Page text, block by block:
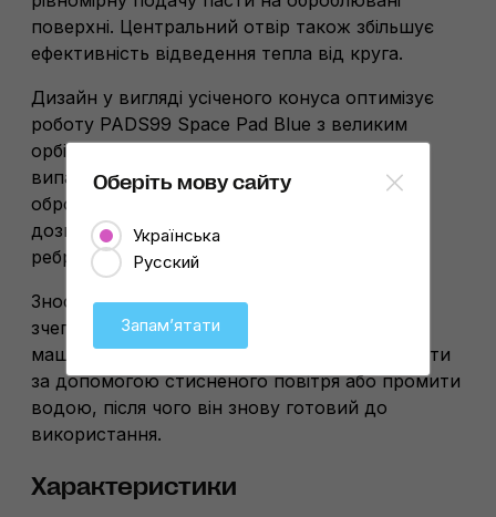
поверхні. Центральний отвір також збільшує
ефективність відведення тепла від круга.
Дизайн у вигляді усіченого конуса оптимізує
роботу PADS99 Space Pad Blue з великим
орбітальним ходом, застерігаючи від
випадкового контакту між підошвою та
оброблюваною поверхнею. Ця особливість
дозволяє безпечно працювати з краями та
ребрами деталей.
Зносостійка Velcro-липучка сприяє міцному
зчепленню круга з підошвою полірувальної
машини. Після роботи круг необхідно продути
за допомогою стисненого повітря або промити
водою, після чого він знову готовий до
використання.
Характеристики
Оберіть мову сайту
Українська
Русский
Запамʼятати